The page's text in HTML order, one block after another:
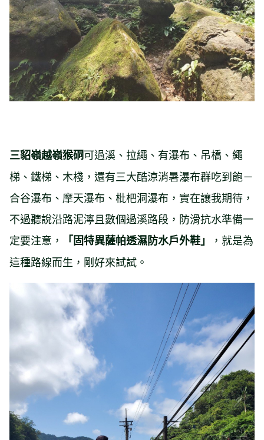
三貂嶺越嶺猴硐可過溪、拉繩、有瀑布、吊橋、繩
梯、鐵梯、木棧，還有三大酷涼消暑瀑布群吃到飽－
合谷瀑布、摩天瀑布、枇杷洞瀑布，實在讓我期待，
不過聽說沿路泥濘且數個過溪路段，防滑抗水準備一
定要注意，
「固特異薩帕透濕防水戶外鞋」
，就是為
這種路線而生，剛好來試試。